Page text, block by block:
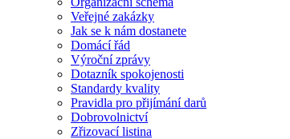
Veřejné zakázky
Jak se k nám dostanete
Domácí řád
Výroční zprávy
Dotazník spokojenosti
Standardy kvality
Pravidla pro přijímání darů
Dobrovolnictví
Zřizovací listina